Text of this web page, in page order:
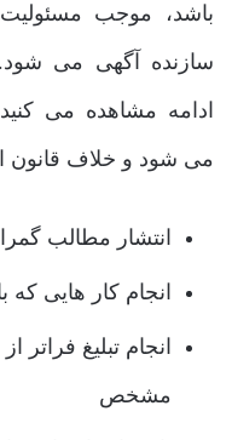
باشد، موجب مسئولیت
سازنده آگهی می ‌شود.
ادامه مشاهده می‌
می ‌شود و خلاف
انتشار مطالب
انجام کار هایی
انجام تبلیغ فراتر
مشخص